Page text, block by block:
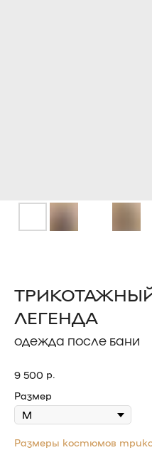
ЛЕГЕНДА
ОДЕЖДА ПОСЛЕ БАНИ
9 500 р.
Размер
Размеры костюмов